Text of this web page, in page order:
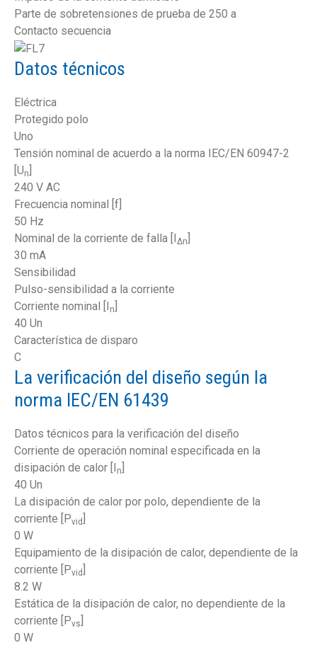
Parte de sobretensiones de prueba de 250 a
Contacto secuencia
Datos técnicos
Eléctrica
Protegido polo
Uno
Tensión nominal de acuerdo a la norma IEC/EN 60947-2
[Un
240 V AC
Frecuencia nominal [f]
50 Hz
Nominal de la corriente de falla [IΔn
30 mA
Sensibilidad
Pulso-sensibilidad a la corriente
Corriente nominal [I n
40 Un
Característica de disparo
C
La verificación del diseño según la
norma IEC/EN 61439
Datos técnicos para la verificación del diseño
Corriente de operación nominal especificada en la
disipación de calor [I n
40 Un
La disipación de calor por polo, dependiente de la
corriente [Pvid
0 W
Equipamiento de la disipación de calor, dependiente de la
corriente [Pvid
8.2 W
Estática de la disipación de calor, no dependiente de la
corriente [Pvs
0 W